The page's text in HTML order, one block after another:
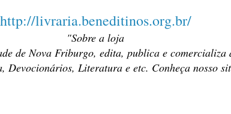
http://livraria.beneditinos.org.br/
"Sobre a loja
de Nova Friburgo, edita, publica e comercializa
Literatura e etc. Conheça nosso